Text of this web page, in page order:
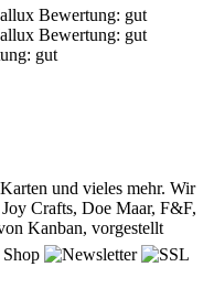
und vieles mehr. Wir
Crafts, Doe Maar, F&F,
Kanban, vorgestellt